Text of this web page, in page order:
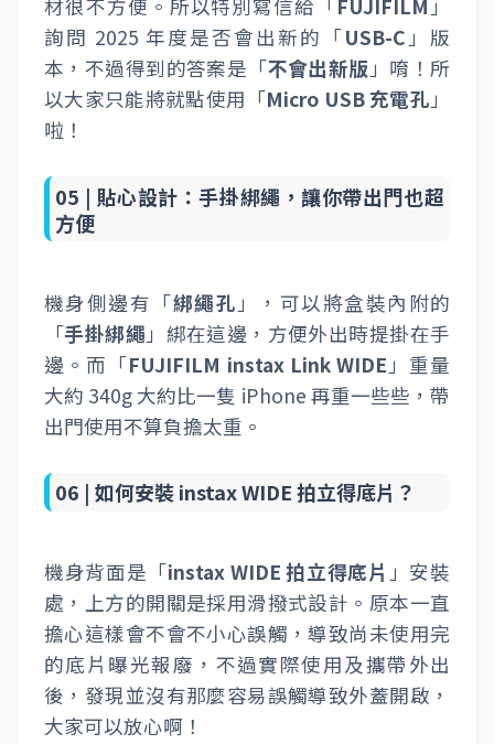
材很不方便。所以特別寫信給「 FUJIFILM 」
詢問 2025 年度是否會出新的「USB-C」版
本，不過得到的答案是「不會出新版」唷！所
以大家只能將就點使用「Micro USB 充電孔」
啦！
05 | 貼心設計：手掛綁繩，讓你帶出門也超
方便
機身側邊有「綁繩孔」，可以將盒裝內附的
「 手掛綁繩」綁在這邊，方便外出時提掛在手
邊。而「FUJIFILM instax Link WIDE」重量
大約 340g 大約比一隻 iPhone 再重一些些，帶
出門使用不算負擔太重。